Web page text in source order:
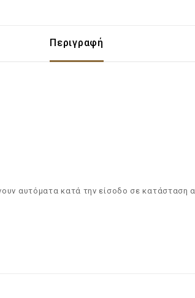
Περιγραφή
αυτόματα κατά την είσοδο σε κατάσταση